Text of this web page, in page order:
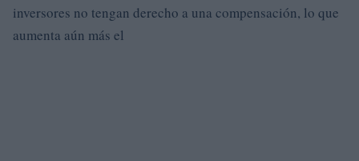
inversores no tengan derecho a una compensación, lo que
aumenta aún más el